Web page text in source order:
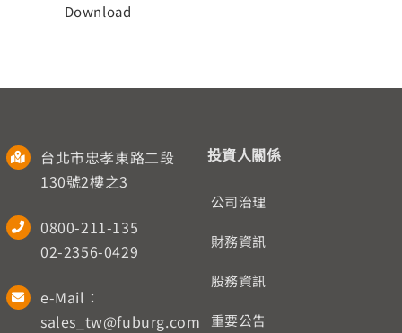
人才招募Download
台北市忠孝東路二段
130號2樓之3
0800-211-135
02-2356-0429
e-Mail：
sales_tw@fuburg.com
投資人關係
公司治理
財務資訊
股務資訊
重要公告